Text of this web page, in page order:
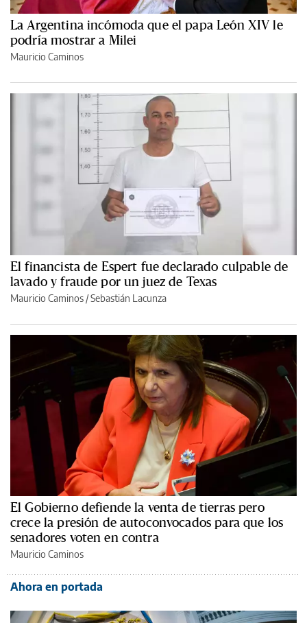
La Argentina incómoda que el papa León XIV le
podría mostrar a Milei
Mauricio Caminos
El financista de Espert fue declarado culpable de
lavado y fraude por un juez de Texas
Mauricio Caminos /Sebastián Lacunza
El Gobierno defiende la venta de tierras pero
crece la presión de autoconvocados para que los
senadores voten en contra
Mauricio Caminos
Ahora en portada